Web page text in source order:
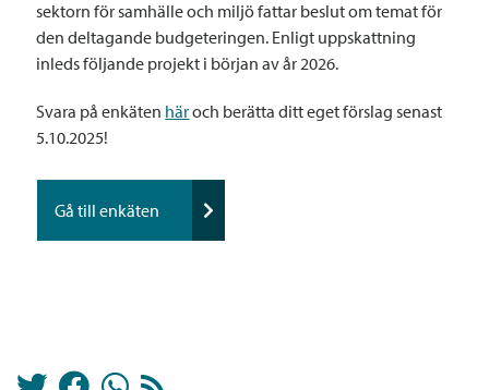
sektorn för samhälle och miljö fattar beslut om temat för
den deltagande budgeteringen. Enligt uppskattning
inleds följande projekt i början av år 2026.
Svara på enkäten häroch berätta ditt eget förslag senast
5.10.2025!
Gå till enkäten